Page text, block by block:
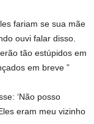
fariam se sua mãe
ouvi falar disso.
tão estúpidos em
em breve ”
‘Não posso
eram meu vizinho